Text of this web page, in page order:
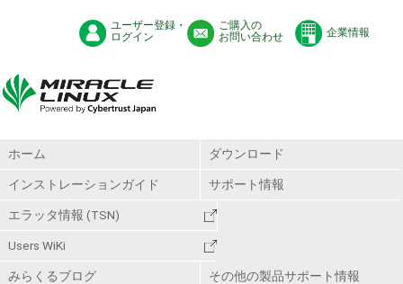
ユーザー登録・
ログイン
ご購入の
お問い合わせ
企業情報
ホーム ダウンロード
インストレーションガイド サポート情報
エラッタ情報 (TSN)
Users WiKi
みらくるブログ その他の製品サポート情報